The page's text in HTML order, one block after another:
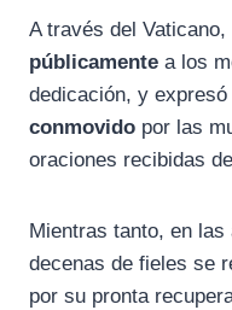
A través del Vaticano,
públicamente a los
dedicación, y
conmovido por las
oraciones recibidas
Mientras tanto, en las
decenas de fieles se
por su pronta